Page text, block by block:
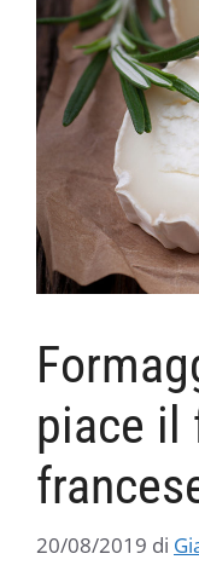
piace il
20/08/2019 di